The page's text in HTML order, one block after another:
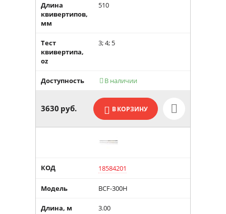
Длина
квивертипов,
мм
510
Тест
квивертипа,
oz
3; 4; 5
Доступность В наличии

3630 руб. В КОРЗИНУ
КОД 18584201
Модель BCF-300H
Длина, м 3.00